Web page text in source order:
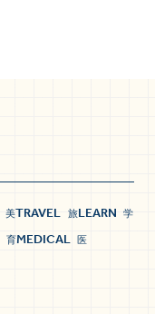
美TRAVEL 旅LEARN 学
育MEDICAL 医